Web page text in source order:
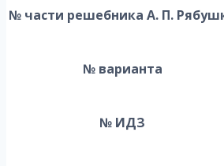
№ части решебника А. П.
№ варианта
№ ИДЗ